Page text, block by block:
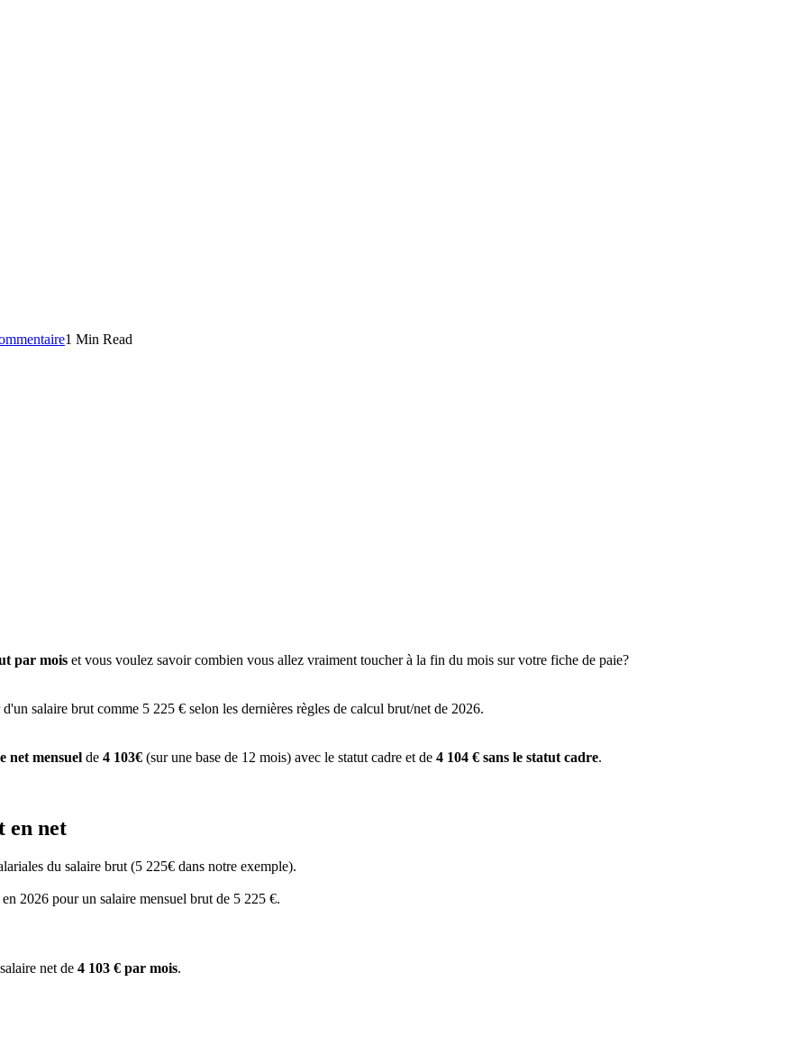
1 Min Read
par mois et vous voulez savoir combien vous allez vraiment toucher à la fin du mois sur votre fiche de paie?
salaire brut comme 5 225 € selon les dernières règles de calcul brut/net de 2026.
net mensuel de 4 103€ (sur une base de 12 mois) avec le statut cadre et de 4 104 € sans le statut cadre.
en net
du salaire brut (5 225€ dans notre exemple).
2026 pour un salaire mensuel brut de 5 225 €.
net de 4 103 € par mois.